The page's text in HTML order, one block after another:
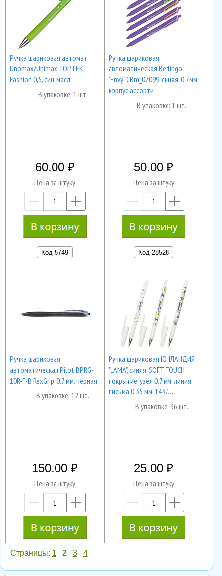
Ручка шариковая автомат.
Unomax/Unimax TOPTEK
Fashion 0,5, син, масл
В упаковке: 1 шт.
60.00
Цена за штуку
—
Ручка шариковая
автоматическая Berlingo
"Envy" CBm_07099, синяя, 0,7мм,
корпус ассорти
В упаковке: 1 шт.
50.00
Цена за штуку
—
Код 5749
Ручка шариковая
автоматическая Pilot BPRG-
10R-F-B RexGrip, 0.7 мм, черная
В упаковке: 12 шт.
150.00
Цена за штуку
—
Код 28528
Ручка шариковая ЮНЛАНДИЯ
"LAMA", синяя, SOFT TOUCH
покрытие, узел 0,7 мм, линия
письма 0,35 мм, 1437…
В упаковке: 36 шт.
25.00
Цена за штуку
—
Страницы: 1 2 3 4